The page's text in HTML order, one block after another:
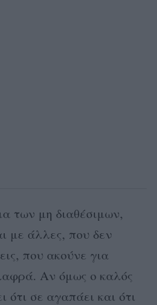
των μη διαθέσιμων,
με άλλες, που δεν
που ακούνε για
Αν όμως ο καλός
ότι σε αγαπάει και ότι